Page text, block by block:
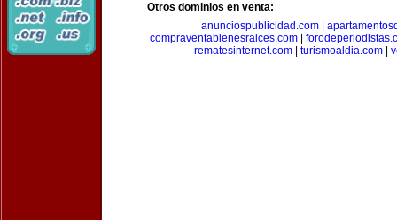
Otros dominios en venta:
anunciospublicidad.com|
compraventabienesraices.com
rematesinternet.com| turismoaldia.com|